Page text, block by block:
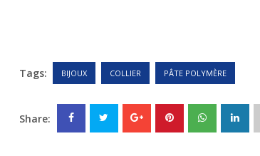
Tags: BIJOUX COLLIER PÂTE POLYMÈRE
Share: